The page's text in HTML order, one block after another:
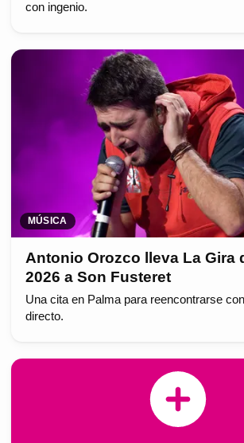
con ingenio.
MÚSICA
Antonio Orozco lleva La Gira
2026 a Son Fusteret
Una cita en Palma para reencontrarse
directo.